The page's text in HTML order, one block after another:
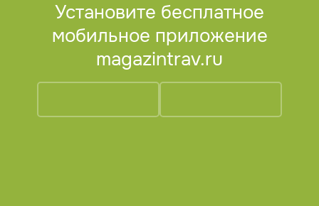
Установите бесплатное
мобильное приложение
magazintrav.ru